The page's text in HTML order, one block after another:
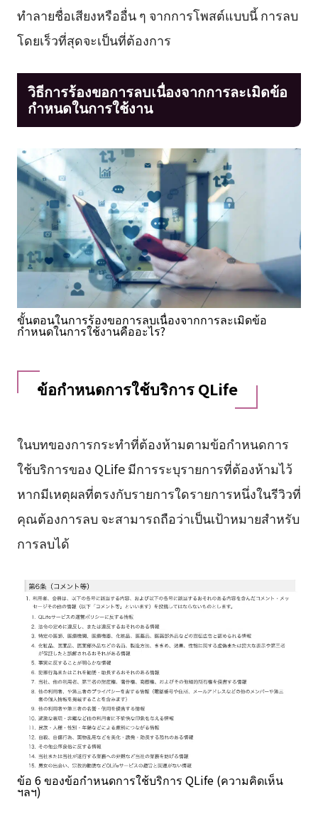
ทำลายชื่อเสียงหรืออื่น ๆ จากการโพสต์แบบนี้ การลบ
โดยเร็วที่สุดจะเป็นที่ต้องการ
วิธีการร้องขอการลบเนื่องจากการละเมิดข้อ
กำหนดในการใช้งาน
ขั้นตอนในการร้องขอการลบเนื่องจากการละเมิดข้อ
กำหนดในการใช้งานคืออะไร?
ข้อกำหนดการใช้บริการ QLife
ในบทของการกระทำที่ต้องห้ามตามข้อกำหนดการ
ใช้บริการของ QLife มีการระบุรายการที่ต้องห้ามไว้
หากมีเหตุผลที่ตรงกับรายการใดรายการหนึ่งในรีวิวที่
คุณต้องการลบ จะสามารถถือว่าเป็นเป้าหมายสำหรับ
การลบได้
ข้อ 6 ของข้อกำหนดการใช้บริการ QLife (ความคิดเห็น
ฯลฯ)